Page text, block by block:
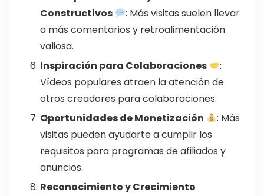
Constructivos
: Más visitas suelen llevar
a más comentarios y retroalimentación
valiosa.
Inspiración para Colaboraciones
:
Vídeos populares atraen la atención de
otros creadores para colaboraciones.
Oportunidades de Monetización
: Más
visitas pueden ayudarte a cumplir los
requisitos para programas de afiliados y
anuncios.
Reconocimiento y Crecimiento